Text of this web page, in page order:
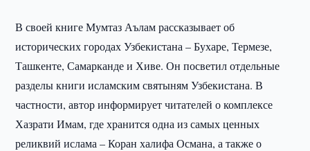
В своей книге Мумтаз Аълам рассказывает об
исторических городах Узбекистана – Бухаре, Термезе,
Ташкенте, Самарканде и Хиве. Он посветил отдельные
разделы книги исламским святыням Узбекистана. В
частности, автор информирует читателей о комплексе
Хазрати Имам, где хранится одна из самых ценных
реликвий ислама – Коран халифа Османа, а также о